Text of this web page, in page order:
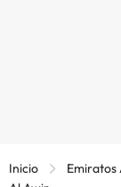
Inicio Emiratos